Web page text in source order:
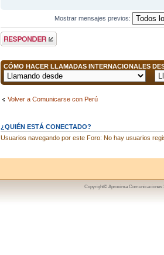
Mostrar mensajes previos:
Publicar una
respuesta
CÓMO HACER LLAMADAS INTERNACIONALES
Volver a Comunicarse con Perú
¿QUIÉN ESTÁ CONECTADO?
Usuarios navegando por este Foro: No hay usuarios
Copyright© Aproxima Comunicaciones